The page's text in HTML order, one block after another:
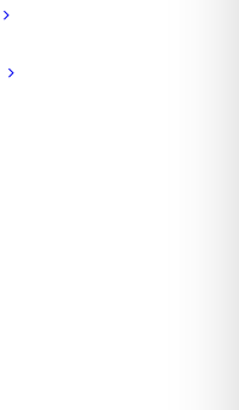
zahlreiche Vorteile
der verfügbare
werden.
Planungen